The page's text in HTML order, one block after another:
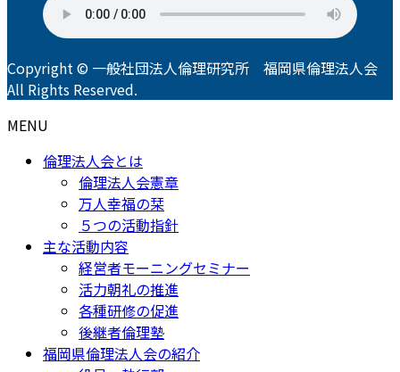
Copyright © 一般社団法人倫理研究所 福岡県倫理法人会
All Rights Reserved.
MENU
倫理法人会とは
倫理法人会憲章
万人幸福の栞
５つの活動指針
主な活動内容
経営者モーニングセミナー
活力朝礼の推進
各種研修の促進
後継者倫理塾
福岡県倫理法人会の紹介